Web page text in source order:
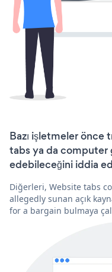
Bazı işletmeler
tabs ya da computer
edebileceğini iddia
Diğerleri, Website tabs
allegedly sunan açık
for a bargain bulmaya